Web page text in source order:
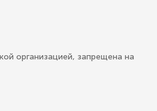
организацией, запрещена на